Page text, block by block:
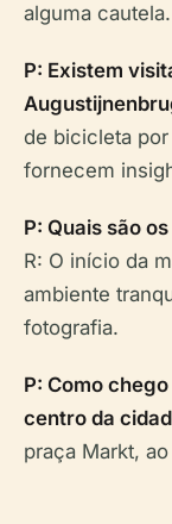
alguma cautela.
P: Existem
de bicicleta
fornecem
P: Quais são
R: O início da
ambiente
fotografia.
P: Como
centro da
praça Markt,